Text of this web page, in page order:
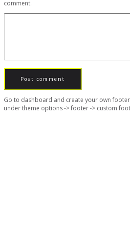
comment.
Go to dashboard and create your own
under theme options -> footer -> custom